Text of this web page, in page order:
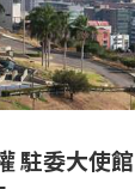
駐委大使館